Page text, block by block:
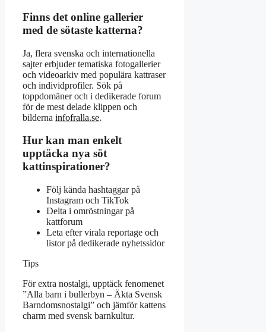
Finns det online gallerier
med de sötaste katterna?
Ja, flera svenska och internationella
sajter erbjuder tematiska fotogallerier
och videoarkiv med populära kattraser
och individprofiler. Sök på
toppdomäner och i dedikerade forum
för de mest delade klippen och
bilderna infofralla.se.
Hur kan man enkelt
upptäcka nya söt
kattinspirationer?
Följ kända hashtaggar på
Instagram och TikTok
Delta i omröstningar på
kattforum
Leta efter virala reportage och
listor på dedikerade nyhetssidor
Tips
För extra nostalgi, upptäck fenomenet
”Alla barn i bullerbyn – Äkta Svensk
Barndomsnostalgi” och jämför kattens
charm med svensk barnkultur.